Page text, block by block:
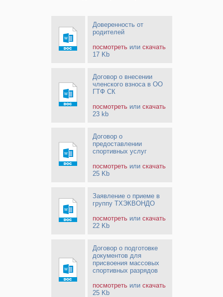
Доверенность от
родителей
посмотретьили скачать
17 Kb
Договор о внесении
членского взноса в ОО
ГТФ СК
посмотретьили скачать
23 kb
Договор о
предоставлении
спортивных услуг
посмотретьили скачать
25 Kb
Заявление о приеме в
группу ТХЭКВОНДО
посмотретьили скачать
22 Kb
Договор о подготовке
документов для
присвоения массовых
спортивных разрядов
посмотретьили скачать
25 Kb